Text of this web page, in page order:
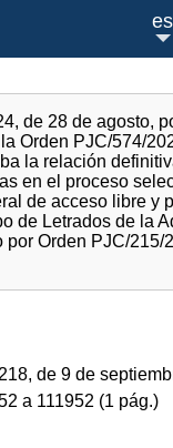
es
de 28 de agosto,
Orden PJC/574/
la relación
en el proceso
de acceso libre y
de Letrados de la
por Orden PJC/215/
de 9 de
a 111952 (1 pág.)